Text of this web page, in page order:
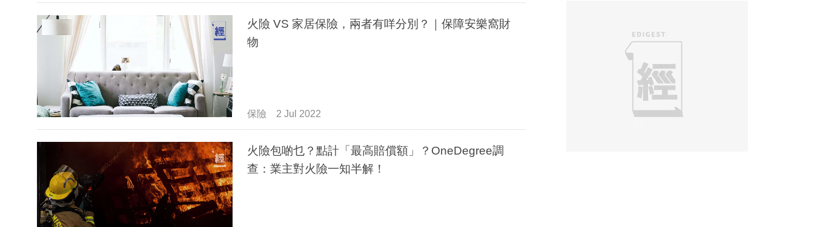
火險 VS 家居保險，兩者有咩分別？｜保障安樂窩財
物
保險 2 Jul 2022
火險包啲乜？點計「最高賠償額」？OneDegree調
查：業主對火險一知半解！